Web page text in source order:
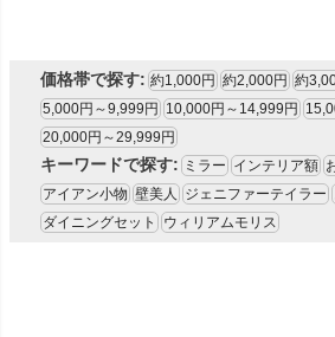
価格帯で探す: 約1,000円 約2,000円 約
5,000円～9,999円
10,000円～14,999円
20,000円～29,999円
キーワードで探す: ミラー インテリア額
アイアン小物 壁美人 ジェニファーテイラー
ダイニングセット
ウィリアムモリス